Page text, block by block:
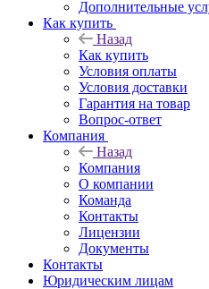
Дополнительные
Как купить
Назад
Как купить
Условия оплаты
Условия доставки
Гарантия на товар
Вопрос-ответ
Компания
Назад
Компания
О компании
Команда
Контакты
Лицензии
Документы
Контакты
Юридическим лицам